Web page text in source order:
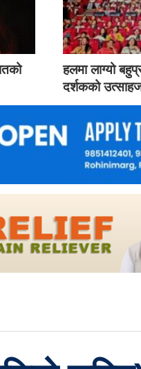
हलमा लाग्यो
दर्शकको